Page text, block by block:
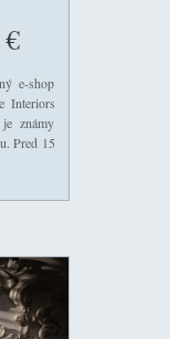
e-shop
Interiors
známy
Pred 15